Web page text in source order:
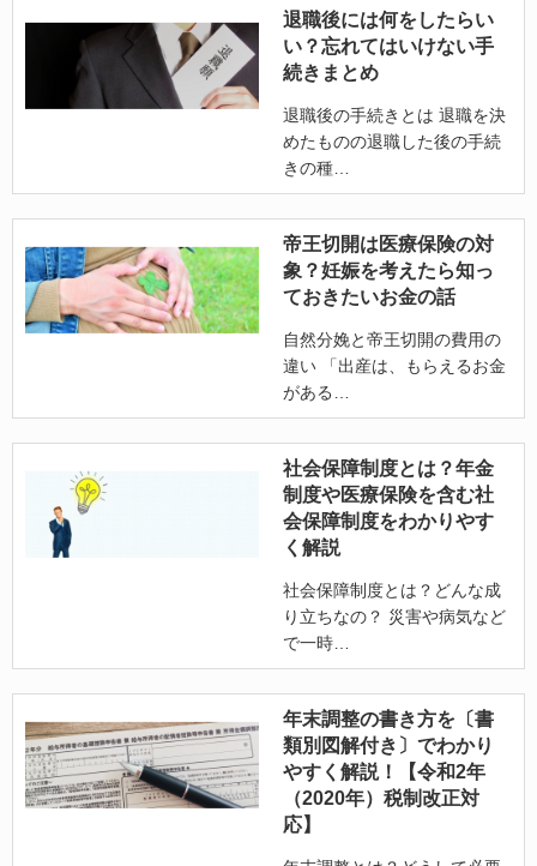
退職後には何をしたらい
い？忘れてはいけない手
続きまとめ
退職後の手続きとは 退職を決
めたものの退職した後の手続
きの種
帝王切開は医療保険の対
象？妊娠を考えたら知っ
ておきたいお金の話
自然分娩と帝王切開の費用の
違い 「出産は、もらえるお金
がある
社会保障制度とは？年金
制度や医療保険を含む社
会保障制度をわかりやす
く解説
社会保障制度とは？どんな成
り立ちなの？ 災害や病気など
で一時
年末調整の書き方を〔書
類別図解付き〕でわかり
やすく解説！【令和2年
（2020年）税制改正対
応】